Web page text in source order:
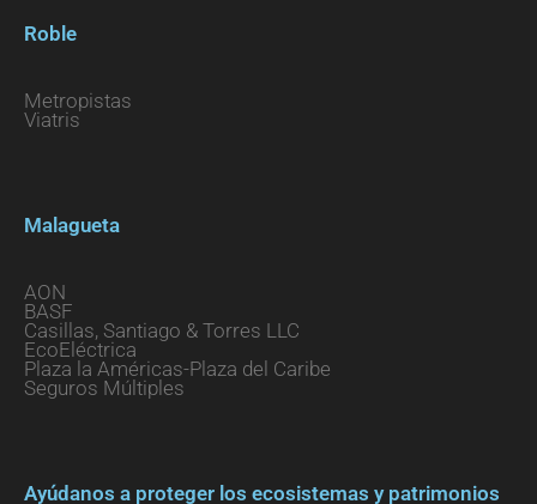
Roble
Metropistas
Viatris
Malagueta
AON
BASF
Casillas, Santiago & Torres LLC
EcoEléctrica
Plaza la Américas-Plaza del Caribe
Seguros Múltiples
Ayúdanos a proteger los ecosistemas y patrimonios